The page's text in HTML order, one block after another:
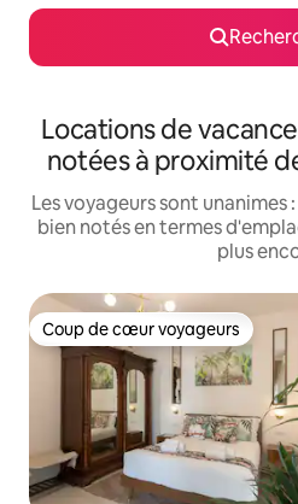
Locations de
notées à proximité
Les voyageurs sont
bien notés en termes
plus
Coup de cœur voyageurs
Coup de cœur voyageurs